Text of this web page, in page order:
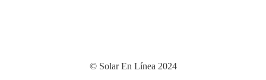
© Solar En Línea 2024